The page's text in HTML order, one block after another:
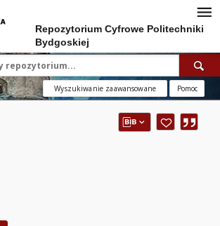
Repozytorium Cyfrowe Politechniki
Bydgoskiej
Wyszukiwanie zaawansowane Pomoc